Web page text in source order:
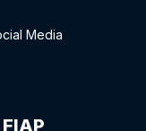
Media